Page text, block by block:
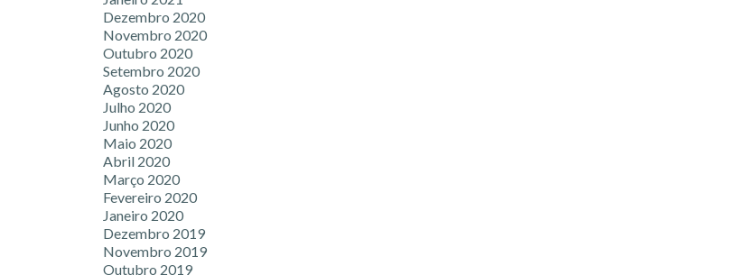
Dezembro 2020
Novembro 2020
Outubro 2020
Setembro 2020
Agosto 2020
Julho 2020
Junho 2020
Maio 2020
Abril 2020
Março 2020
Fevereiro 2020
Janeiro 2020
Dezembro 2019
Novembro 2019
Outubro 2019